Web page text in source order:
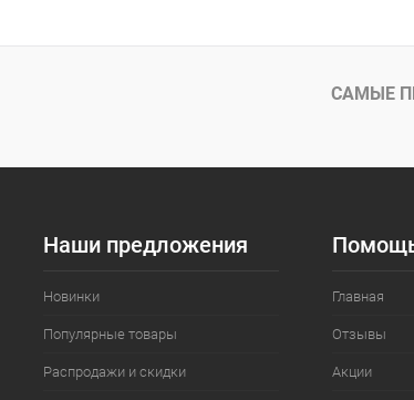
САМЫЕ
Наши предложения
Новинки
Популярные товары
Распродажи и скидки
Главная
Отзывы
Акции